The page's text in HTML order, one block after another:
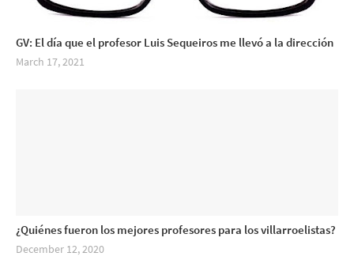
GV: El día que el profesor Luis Sequeiros me llevó a la dirección
March 17, 2021
¿Quiénes fueron los mejores profesores para los villarroelistas?
December 12, 2020